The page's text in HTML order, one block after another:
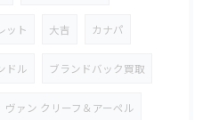
ット 大吉 カナパ
ドル ブランドバック買取
ヴァン クリーフ＆アーペル